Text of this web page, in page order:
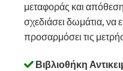
μεταφοράς και
σχεδιάσει δωμάτια, να
προσαρμόσει τις
Βιβλιοθήκη